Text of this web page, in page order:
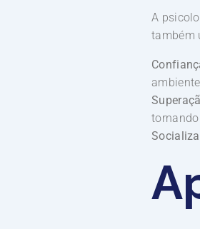
A
também